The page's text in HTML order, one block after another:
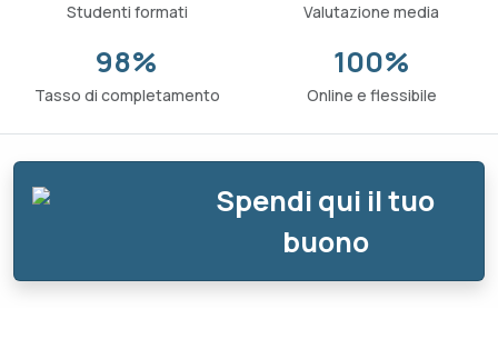
Studenti formati Valutazione media
98%
Tasso di completamento
100%
Online e flessibile
Spendi qui il tuo
buono